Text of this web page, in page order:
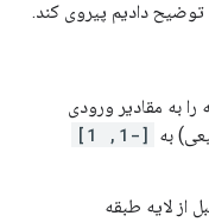
توضیح دادیم پیروی کند.
را به مقادیر ورودی
به
[-1, 1]
از لایه طبقه